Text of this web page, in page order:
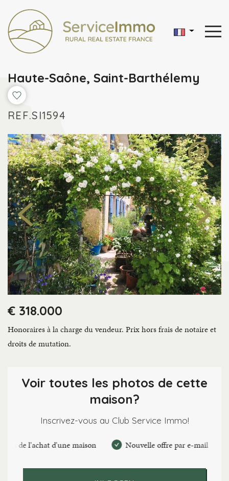
Haute-Saône, Saint-Barthélemy
REF.SI1594
€ 318.000
Honoraires à la charge du vendeur. Prix hors frais de notaire et
droits de mutation.
Voir toutes les photos de cette
maison?
Inscrivez-vous au Club Service Immo!
d'une maison Nouvelle offre par e-mail Faire